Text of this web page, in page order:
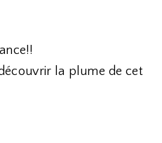
la plume de cet